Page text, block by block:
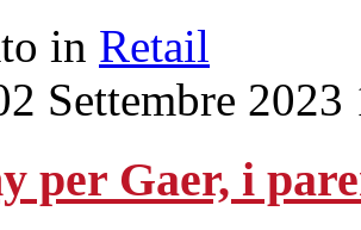
in Retail
Settembre 2023
per Gaer, i